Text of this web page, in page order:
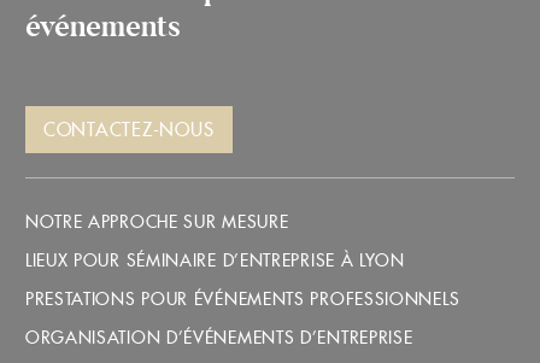
événements
CONTACTEZ-NOUS
NOTRE APPROCHE SUR MESURE
LIEUX POUR SÉMINAIRE D’ENTREPRISE À LYON
PRESTATIONS POUR ÉVÉNEMENTS PROFESSIONNELS
ORGANISATION D’ÉVÉNEMENTS D’ENTREPRISE